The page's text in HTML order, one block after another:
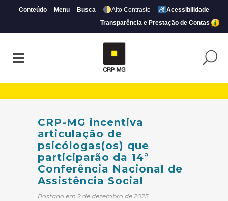
Conteúdo Menu Busca Alto Contraste
Acessibilidade
Transparência e Prestação de Contas
CRP-MG incentiva
articulação de
psicólogas(os) que
participarão da 14ª
Conferência Nacional de
Assistência Social
Postado em 2 de dezembro de 2025